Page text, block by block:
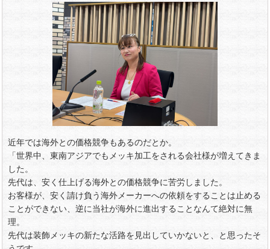
近年では海外との価格競争もあるのだとか。
「世界中、東南アジアでもメッキ加工をされる会社様が増えてきま
した。
先代は、安く仕上げる海外との価格競争に苦労しました。
お客様が、安く請け負う海外メーカーへの依頼をすることは止める
ことができない、逆に当社が海外に進出することなんて絶対に無
理。
先代は装飾メッキの新たな活路を見出していかないと、と思ったそ